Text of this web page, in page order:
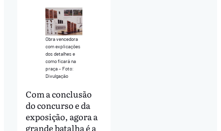
Obra vencedora
com explicações
dos detalhes e
como ficará na
praça – Foto:
Divulgação
Com a conclusão
do concurso e da
exposição, agora a
grande batalha é a